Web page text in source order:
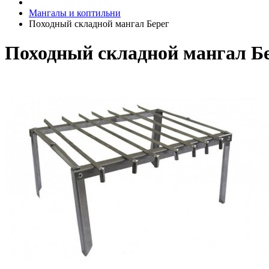
Мангалы и коптильни
Походный складной мангал Берег
Походный складной мангал